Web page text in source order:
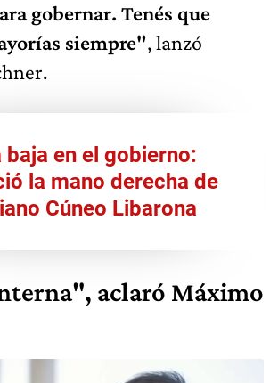
gobernar. Tenés que
siempre", lanzó
baja en el gobierno:
la mano derecha de
Cúneo Libarona
aclaró Máximo